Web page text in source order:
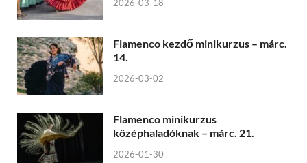
2026-03-18
Flamenco kezdő minikurzus – márc.
14.
2026-03-02
Flamenco minikurzus
középhaladóknak – márc. 21.
2026-01-30